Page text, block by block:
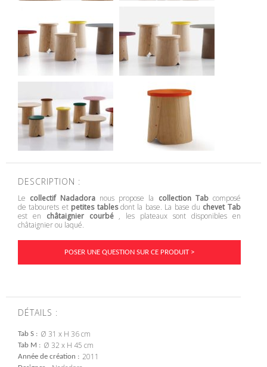
DESCRIPTION :
Le collectif Nadadora nous propose la collection Tabcomposé
de tabourets et petites tablesdont la base. La base du chevet Tab
est en châtaignier courbé, les plateaux sont disponibles en
châtaignier ou laqué.
POSER UNE QUESTION SUR CE PRODUIT >
DÉTAILS :
Tab S Ø 31 x H 36 cm
Tab M Ø 32 x H 45 cm
Année de création 2011